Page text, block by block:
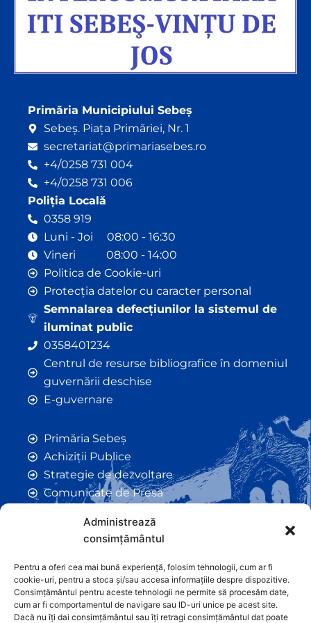
Administrează
consimțământul
Pentru a oferi cea mai bună experiență, folosim tehnologii, cum ar fi
cookie-uri, pentru a stoca și/sau accesa informațiile despre dispozitive.
Consimțământul pentru aceste tehnologii ne permite să procesăm date,
cum ar fi comportamentul de navigare sau ID-uri unice pe acest site.
Dacă nu îți dai consimțământul sau îți retragi consimțământul dat poate
Primăria Municipiului Sebeș
Sebeș. Piața Primăriei, Nr. 1
secretariat@primariasebes.ro
+4/0258 731 004
+4/0258 731 006
Poliția Locală
0358 919
Luni - Joi 08:00 - 16:30
Vineri 08:00 - 14:00
Politica de Cookie-uri
Protecția datelor cu caracter personal
Semnalarea defecțiunilor la sistemul de
iluminat public
0358401234
Centrul de resurse bibliografice în domeniul
guvernării deschise
E-guvernare
Primăria Sebeș
Achiziții Publice
Strategie de dezvoltare
Comunicate de Presă
Anunțuri
Hotarâri de Consiliu
Certificate de Urbanism
Autorizații de Construcții
Orașe Înfrățite
Contact